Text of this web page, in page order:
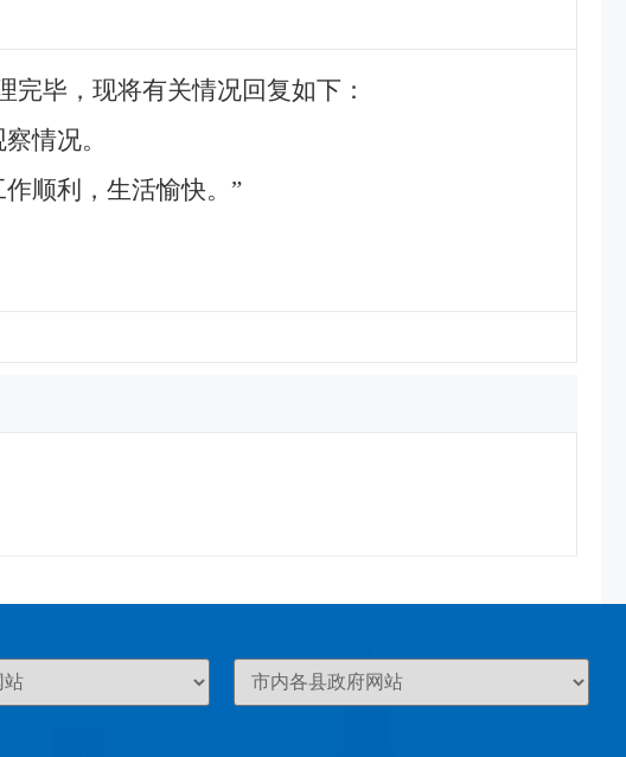
完毕，现将有关情况回复如下：
情况。
顺利，生活愉快。”